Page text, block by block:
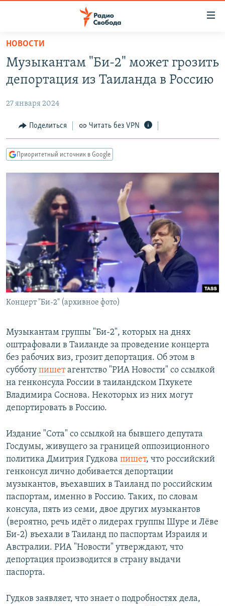
упрощенного
доступа
основному
Вернутся
главной
навигации
Вернутся
ПОДКАСТЫ
АВТОРСКИЕ ПРОЕКТЫ
ЦИТАТЫ СВОБОДЫ
МНЕНИЯ
IDEL.РЕАЛИИ
СЕВЕР.РЕАЛИИ
СИБИРЬ.РЕАЛИИ
РАСПИСАНИЕ ВЕЩАНИЯ
ПОДПИШИТЕСЬ НА РАССЫЛКУ
СОЦИАЛЬНЫЕ СЕТИ
Все сайты РСЕ/РС
НОВОСТИ
Музыкантам "Би-2" может грозить
депортация из Таиланда в Россию
27 января 2024
Поделиться Читать без VPN
Приоритетный источник в Google
Концерт "Би-2" (архивное фото)
Музыкантам группы "Би-2", которых на днях
оштрафовали в Таиланде за проведение концерта
без рабочих виз, грозит депортация. Об этом в
субботу пишетагентство "РИА Новости" со ссылкой
на генконсула России в таиландском Пхукете
Владимира Соснова. Некоторых из них могут
депортировать в Россию.
Издание "Сота" со ссылкой на бывшего депутата
Госдумы, живущего за границей оппозиционного
политика Дмитрия Гудкова пишет, что российский
генконсул лично добивается депортации
музыкантов, въехавших в Таиланд по российским
паспортам, именно в Россию. Таких, по словам
консула, пять из семи, двое других музыкантов
(вероятно, речь идёт о лидерах группы Шуре и Лёве
Би-2) въехали в Таиланд по паспортам Израиля и
Австралии. РИА "Новости" утверждают, что
депортация производится в страну выдачи
паспорта.
Гудков заявляет, что знает о подробностях дела,